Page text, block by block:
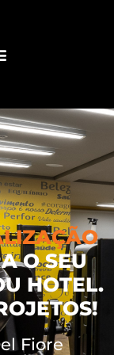
O SEU
HOTEL.
Fiore